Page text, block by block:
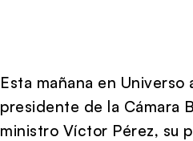
Esta mañana en
presidente de la Cámara
ministro Víctor Pérez, su